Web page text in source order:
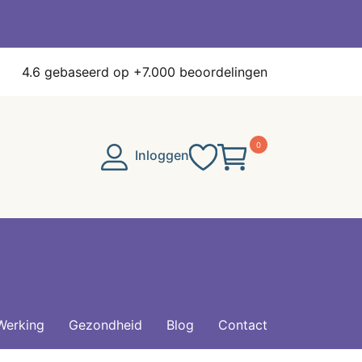
4.6 gebaseerd op +7.000 beoordelingen
Inloggen
0
Gezondheid Blog Contact